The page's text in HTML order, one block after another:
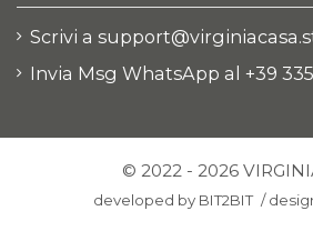
Scrivi a
Invia Msg WhatsApp al +39
© 2022 - 2026
developed by BIT2BIT /